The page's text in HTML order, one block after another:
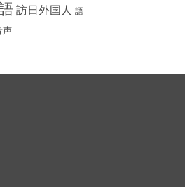
訪日外国人 語
声